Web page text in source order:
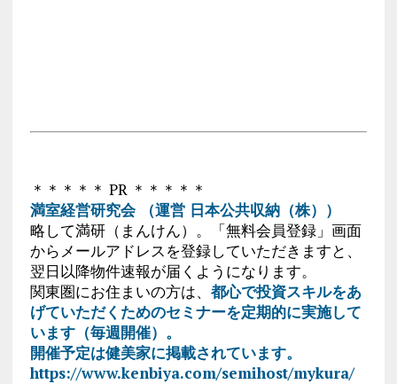
＊＊＊＊＊ PR ＊＊＊＊＊
満室経営研究会 （運営 日本公共収納（株））
略して満研（まんけん）。「無料会員登録」画面
からメールアドレスを登録していただきますと、
翌日以降物件速報が届くようになります。
関東圏にお住まいの方は、 都心で投資スキルをあ
げていただくためのセミナーを定期的に実施して
います（毎週開催）。
開催予定は健美家に掲載されています。
https://www.kenbiya.com/semihost/mykura/